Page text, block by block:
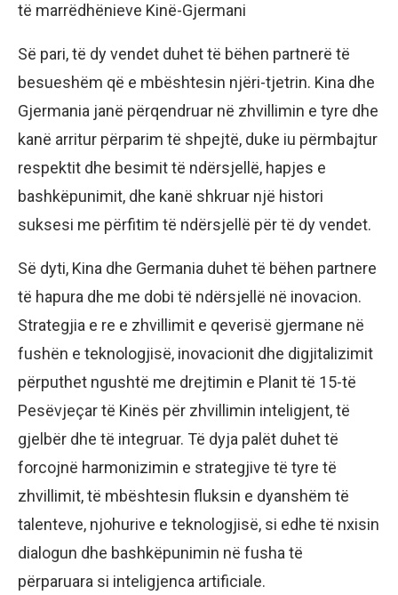
të marrëdhënieve Kinë-Gjermani
Së pari, të dy vendet duhet të bëhen partnerë të
besueshëm që e mbështesin njëri-tjetrin. Kina dhe
Gjermania janë përqendruar në zhvillimin e tyre dhe
kanë arritur përparim të shpejtë, duke iu përmbajtur
respektit dhe besimit të ndërsjellë, hapjes e
bashkëpunimit, dhe kanë shkruar një histori
suksesi me përfitim të ndërsjellë për të dy vendet.
Së dyti, Kina dhe Germania duhet të bëhen partnere
të hapura dhe me dobi të ndërsjellë në inovacion.
Strategjia e re e zhvillimit e qeverisë gjermane në
fushën e teknologjisë, inovacionit dhe digjitalizimit
përputhet ngushtë me drejtimin e Planit të 15-të
Pesëvjeçar të Kinës për zhvillimin inteligjent, të
gjelbër dhe të integruar. Të dyja palët duhet të
forcojnë harmonizimin e strategjive të tyre të
zhvillimit, të mbështesin fluksin e dyanshëm të
talenteve, njohurive e teknologjisë, si edhe të nxisin
dialogun dhe bashkëpunimin në fusha të
përparuara si inteligjenca artificiale.